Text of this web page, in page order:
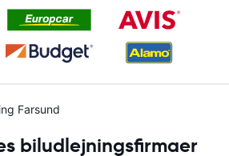
Farsund
biludlejningsfirmaer